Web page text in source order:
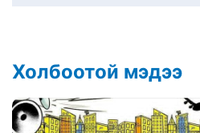
Холбоотой мэдээ